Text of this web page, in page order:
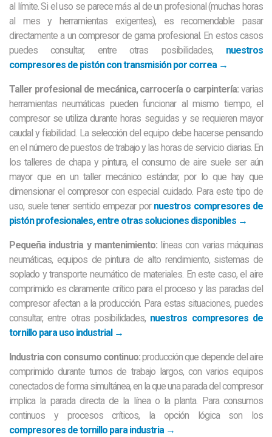
al límite. Si el uso se parece más al de un profesional (muchas horas
al mes y herramientas exigentes), es recomendable pasar
directamente a un compresor de gama profesional. En estos casos
puedes consultar, entre otras posibilidades, nuestros
compresores de pistón con transmisión por correa →
Taller profesional de mecánica, carrocería o carpintería: varias
herramientas neumáticas pueden funcionar al mismo tiempo, el
compresor se utiliza durante horas seguidas y se requieren mayor
caudal y fiabilidad. La selección del equipo debe hacerse pensando
en el número de puestos de trabajo y las horas de servicio diarias. En
los talleres de chapa y pintura, el consumo de aire suele ser aún
mayor que en un taller mecánico estándar, por lo que hay que
dimensionar el compresor con especial cuidado. Para este tipo de
uso, suele tener sentido empezar por nuestros compresores de
pistón profesionales, entre otras soluciones disponibles →
Pequeña industria y mantenimiento:líneas con varias máquinas
neumáticas, equipos de pintura de alto rendimiento, sistemas de
soplado y transporte neumático de materiales. En este caso, el aire
comprimido es claramente crítico para el proceso y las paradas del
compresor afectan a la producción. Para estas situaciones, puedes
consultar, entre otras posibilidades, nuestros compresores de
tornillo para uso industrial →
Industria con consumo continuo:producción que depende del aire
comprimido durante turnos de trabajo largos, con varios equipos
conectados de forma simultánea, en la que una parada del compresor
implica la parada directa de la línea o la planta. Para consumos
continuos y procesos críticos, la opción lógica son los
compresores de tornillo para industria →